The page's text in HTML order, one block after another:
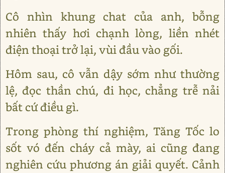
Cô nhìn khung chat của anh, bỗng
nhiên thấy hơi chạnh lòng, liền nhét
điện thoại trở lại, vùi đầu vào gối.
Hôm sau, cô vẫn dậy sớm như thường
lệ, đọc thần chú, đi học, chẳng trễ nải
bất cứ điều gì.
Trong phòng thí nghiệm, Tăng Tốc lo
sốt vó đến cháy cả mày, ai cũng đang
nghiên cứu phương án giải quyết. Cảnh